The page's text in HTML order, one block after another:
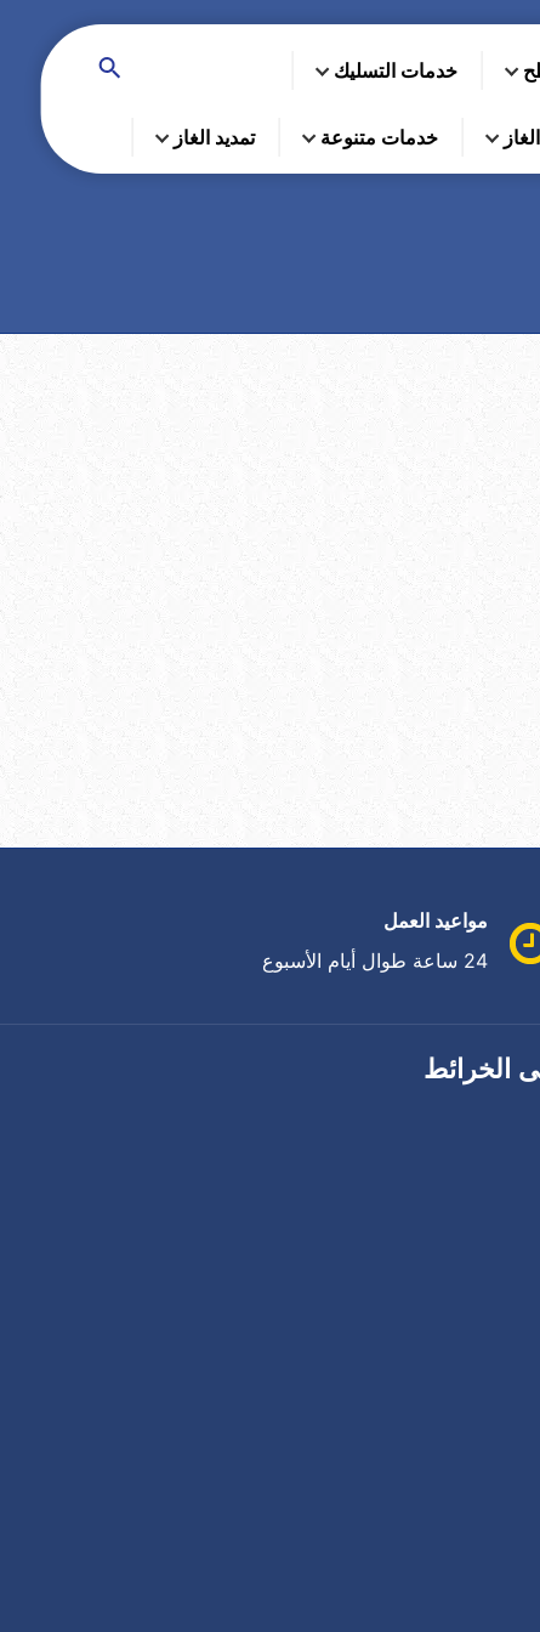
خدمات التسليك
خدمات متنوعة تمديد الغاز
مواعيد العمل
24 ساعة طوال أيام الأسبوع
الخرائط